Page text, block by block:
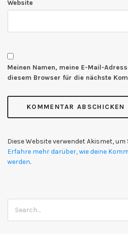
Website
Meinen Namen, meine E-Mail-
diesem Browser für die nächste
Diese Website verwendet Akismet, um
Erfahre mehr darüber, wie deine
werden.
for: